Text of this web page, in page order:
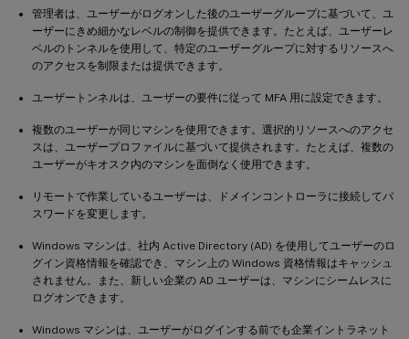
管理者は、ユーザーがログオンした後のユーザーグループに基づいて、ユ
ーザーにきめ細かなレベルの制御を提供できます。たとえば、ユーザーレ
ベルのトンネルを使用して、特定のユーザーグループに対するリソースへ
のアクセスを制限または提供できます。
ユーザートンネルは、ユーザーの要件に従って MFA 用に設定できます。
複数のユーザーが同じマシンを使用できます。選択的リソースへのアクセ
スは、ユーザープロファイルに基づいて提供されます。たとえば、複数の
ユーザーがキオスク内のマシンを面倒なく使用できます。
リモートで作業しているユーザーは、ドメインコントローラに接続してパ
スワードを変更します。
Windows マシンは、社内 Active Directory (AD) を使用してユーザーのロ
グイン資格情報を確認でき、マシン上の Windows 資格情報はキャッシュ
されません。また、新しい企業の AD ユーザーは、マシンにシームレスに
ログオンできます。
Windows マシンは、ユーザーがログインする前でも企業イントラネット